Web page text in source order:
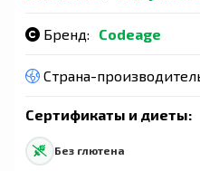
Бренд: Codeage
Страна-
Сертификаты и диеты:
Без глютена